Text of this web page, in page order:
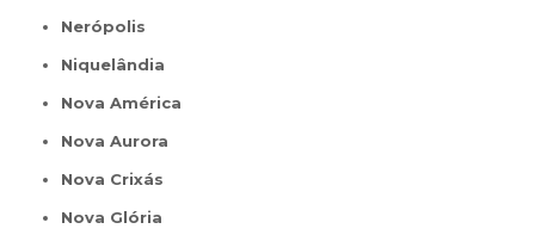
Nerópolis
Niquelândia
Nova América
Nova Aurora
Nova Crixás
Nova Glória